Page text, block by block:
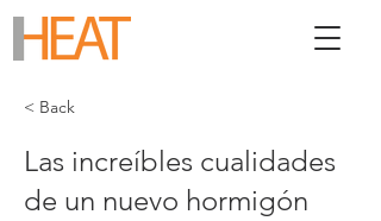
< Back
Las increíbles cualidades
de un nuevo hormigón